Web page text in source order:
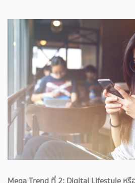
Mega Trend ที่ 2: Digital Lifestyle ห